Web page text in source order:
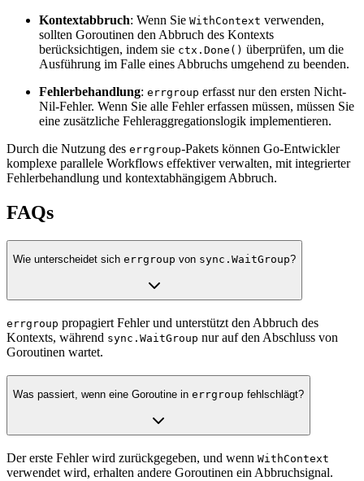
Kontextabbruch: Wenn Sie WithContext verwenden,
sollten Goroutinen den Abbruch des Kontexts
berücksichtigen, indem sie ctx.Done() überprüfen, um die
Ausführung im Falle eines Abbruchs umgehend zu beenden.
Fehlerbehandlung: errgroup erfasst nur den ersten Nicht-
Nil-Fehler. Wenn Sie alle Fehler erfassen müssen, müssen Sie
eine zusätzliche Fehleraggregationslogik implementieren.
Durch die Nutzung des errgroup-Pakets können Go-Entwickler
komplexe parallele Workflows effektiver verwalten, mit integrierter
Fehlerbehandlung und kontextabhängigem Abbruch.
FAQs
Wie unterscheidet sich errgroup von sync.WaitGroup?
errgroup propagiert Fehler und unterstützt den Abbruch des
Kontexts, während sync.WaitGroup nur auf den Abschluss von
Goroutinen wartet.
Was passiert, wenn eine Goroutine in errgroup fehlschlägt?
Der erste Fehler wird zurückgegeben, und wenn WithContext
verwendet wird, erhalten andere Goroutinen ein Abbruchsignal.